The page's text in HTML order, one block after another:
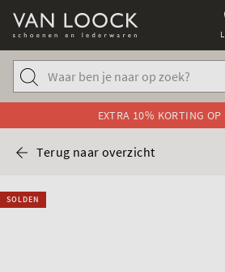
EXTRA 10% KORTING OP
Terug naar overzicht
SOLDEN